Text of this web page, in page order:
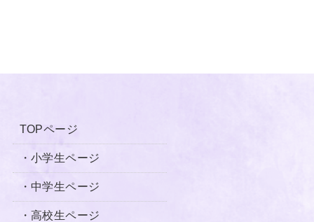
TOPページ
・小学生ページ
・中学生ページ
・高校生ページ